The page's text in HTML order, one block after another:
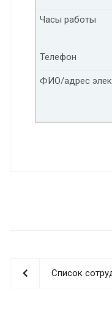
Часы работы
Телефон
Список